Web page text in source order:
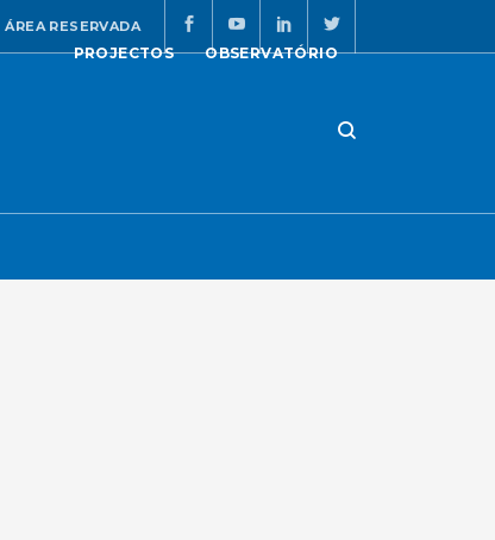
ÁREA RESERVADA
PROJECTOS OBSERVATÓRIO